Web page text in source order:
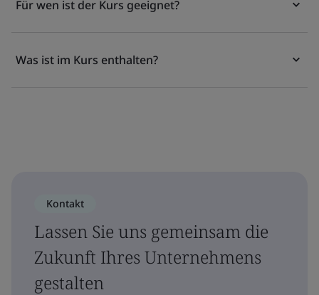
Für wen ist der Kurs geeignet?
Was ist im Kurs enthalten?
Kontakt
Lassen Sie uns gemeinsam die
Zukunft Ihres Unternehmens
gestalten